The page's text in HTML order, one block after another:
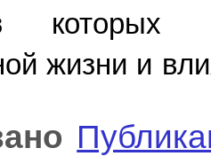
которых
жизни и